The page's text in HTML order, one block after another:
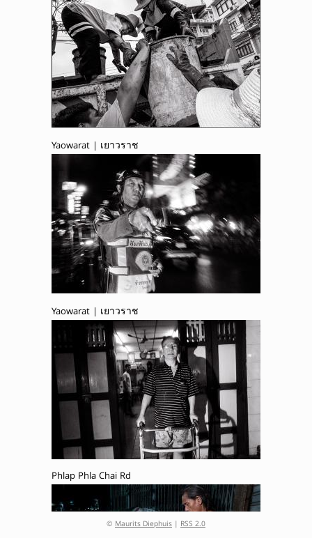
Yaowarat | เยาวราช
Yaowarat | เยาวราช
Phlap Phla Chai Rd
© Maurits Diephuis | RSS 2.0